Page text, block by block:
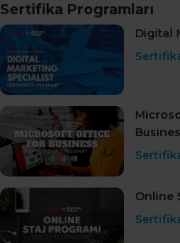
Sertifika Programları
Digital
Online